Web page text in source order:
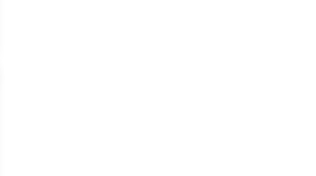
u favorite